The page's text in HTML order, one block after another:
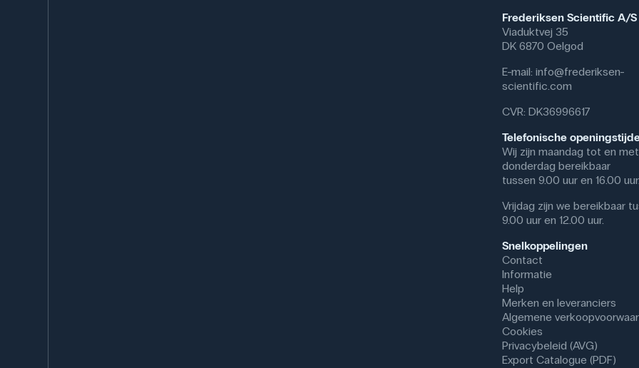
projectcursussen kan de bak
tussen lokalen. Met
papier, componentenzakjes
Systeembakken zijn geschikt
om de bak te integreren in
Specifikationer
Farve: Blå
Brand: Gratnells
Frederiksen Scientific A/S
Viaduktvej 35
DK 6870 Oelgod
E-mail: info@frederiksen-
scientific.com
CVR: DK36996617
Telefonische
Wij zijn maandag tot en met
donderdag bereikbaar
tussen 9.00 uur en 16.00 uur.
Vrijdag zijn we bereikbaar
9.00 uur en 12.00 uur.
Snelkoppelingen
Contact
Informatie
Help
Merken en leveranciers
Algemene
Cookies
Privacybeleid (AVG)
Export Catalogue (PDF)